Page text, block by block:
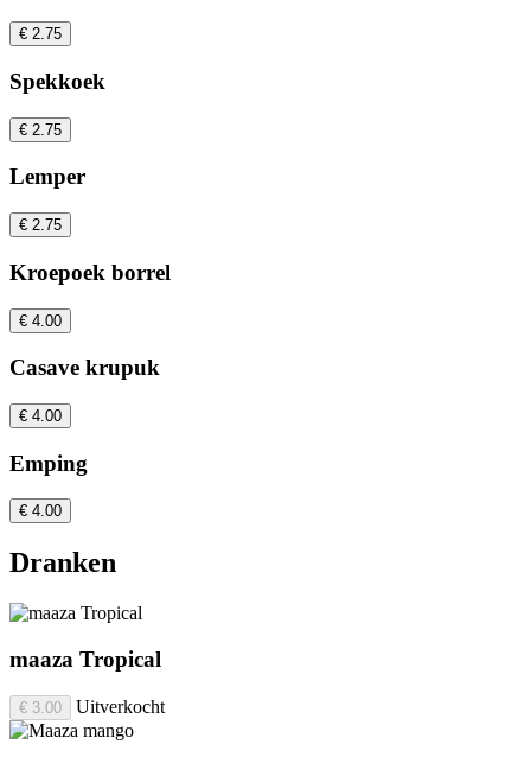
€ 2.75
Spekkoek
€ 2.75
Lemper
€ 2.75
Kroepoek borrel
€ 4.00
Casave krupuk
€ 4.00
Emping
€ 4.00
Dranken
maaza Tropical
€ 3.00 Uitverkocht